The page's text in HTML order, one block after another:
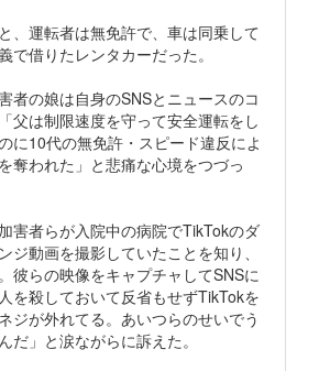
、運転者は無免許で、車は同乗して
で借りたレンタカーだった。
者の娘は自身のSNSとニュースのコ
父は制限速度を守って安全運転をし
に10代の無免許・スピード違反によ
奪われた」と悲痛な心境をつづっ
害者らが入院中の病院でTikTokのダ
ジ動画を撮影していたことを知り、
彼らの映像をキャプチャしてSNSに
を殺しておいて反省もせずTikTokを
ジが外れてる。あいつらのせいでう
だ」と涙ながらに訴えた。